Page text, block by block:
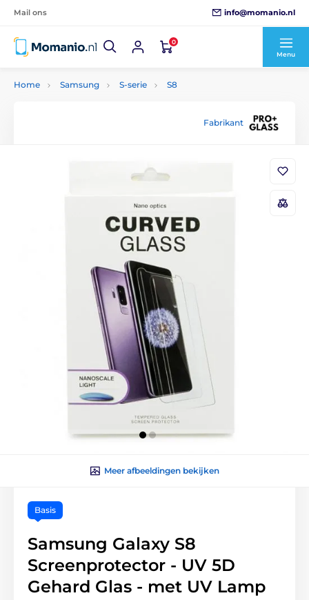
Mail ons info@momanio.nl
0
Menu
Home Samsung S-serie S8
Fabrikant
Meer afbeeldingen bekijken
Basis
Samsung Galaxy S8
Screenprotector - UV 5D
Gehard Glas - met UV Lamp